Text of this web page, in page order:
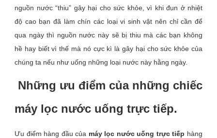
nguồn nước “thiu” gây hại cho sức khỏe, vì khi đun ở nhiệt
độ cao bạn đã làm chín các loại vi sinh vật nên chỉ cần để
qua ngày thì nguồn nước này sẽ bị thiu mà các bạn không
hề hay biết vì thế mà nó cực kì là gây hại cho sức khỏe của
chúng ta nếu như uống những loại nước này hằng ngày.
Những ưu điểm của những chiếc
máy lọc nước uống trực tiếp.
Ưu điểm hàng đầu của máy lọc nước uống trực tiếp hàng